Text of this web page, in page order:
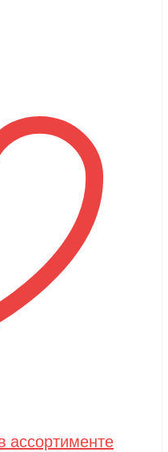
ассортименте